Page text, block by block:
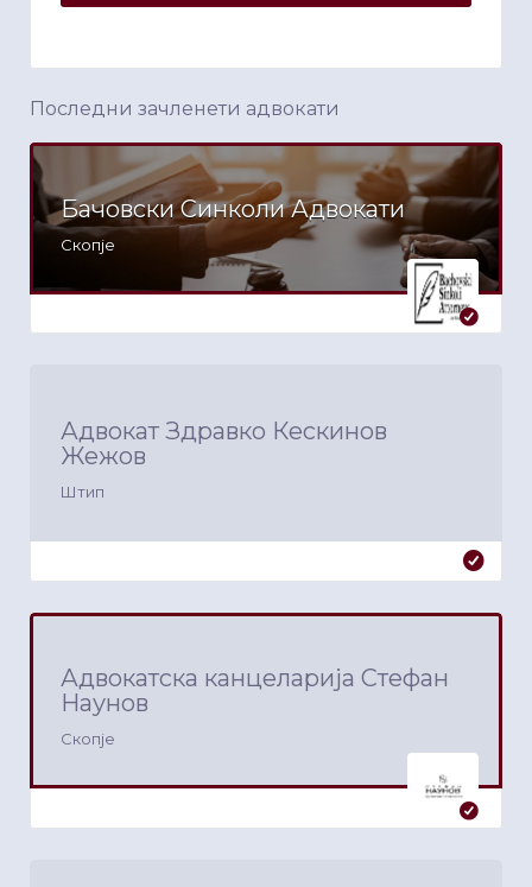
Последни зачленети адвокати
Бачовски Синколи Адвокати
Скопје
Адвокат Здравко Кескинов
Жежов
Штип
Адвокатска канцеларија Стефан
Наунов
Скопје